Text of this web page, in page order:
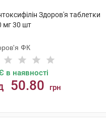
Здоров'я таблетки
мг 30 шт
ФК
в наявності
50.80 грн